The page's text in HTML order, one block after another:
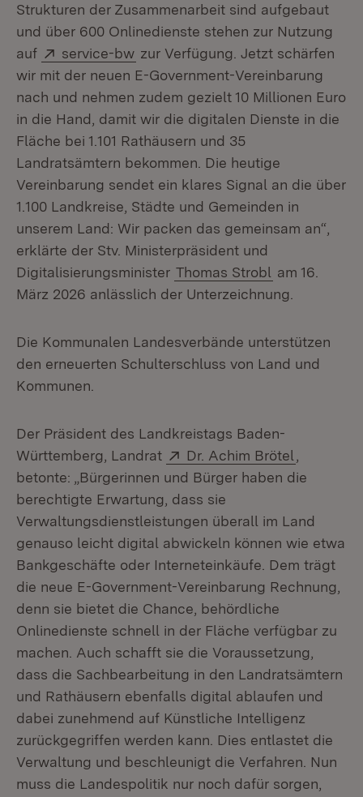
Strukturen der Zusammenarbeit sind aufgebaut
und über 600 Onlinedienste stehen zur Nutzung
auf
Extern:
service-bw (Öffnet in neuem Fenster)
zur Verfügung. Jetzt schärfen
wir mit der neuen E-Government-Vereinbarung
nach und nehmen zudem gezielt 10 Millionen Euro
in die Hand, damit wir die digitalen Dienste in die
Fläche bei 1.101 Rathäusern und 35
Landratsämtern bekommen. Die heutige
Vereinbarung sendet ein klares Signal an die über
1.100 Landkreise, Städte und Gemeinden in
unserem Land: Wir packen das gemeinsam an“,
erklärte der Stv. Ministerpräsident und
Digitalisierungsminister Thomas Strobl am 16.
März 2026 anlässlich der Unterzeichnung.
Die Kommunalen Landesverbände unterstützen
den erneuerten Schulterschluss von Land und
Kommunen.
Der Präsident des Landkreistags Baden-
Württemberg, Landrat
Extern:
Dr. Achim Brötel
betonte: „Bürgerinnen und Bürger haben die
berechtigte Erwartung, dass sie
Verwaltungsdienstleistungen überall im Land
genauso leicht digital abwickeln können wie etwa
Bankgeschäfte oder Interneteinkäufe. Dem trägt
die neue E-Government-Vereinbarung Rechnung,
denn sie bietet die Chance, behördliche
Onlinedienste schnell in der Fläche verfügbar zu
machen. Auch schafft sie die Voraussetzung,
dass die Sachbearbeitung in den Landratsämtern
und Rathäusern ebenfalls digital ablaufen und
dabei zunehmend auf Künstliche Intelligenz
zurückgegriffen werden kann. Dies entlastet die
Verwaltung und beschleunigt die Verfahren. Nun
muss die Landespolitik nur noch dafür sorgen,